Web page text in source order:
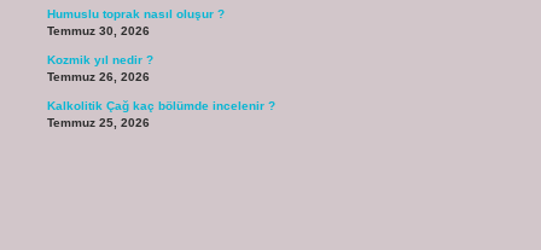
Humuslu toprak nasıl oluşur ?
Temmuz 30, 2026
Kozmik yıl nedir ?
Temmuz 26, 2026
Kalkolitik Çağ kaç bölümde incelenir ?
Temmuz 25, 2026